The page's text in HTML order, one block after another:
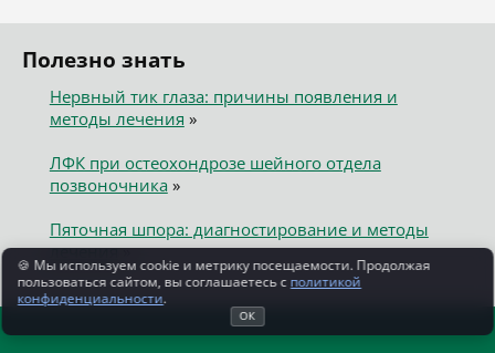
Полезно знать
Нервный тик глаза: причины появления и
методы лечения »
ЛФК при остеохондрозе шейного отдела
позвоночника»
Пяточная шпора: диагностирование и методы
лечения»
🍪 Мы используем cookie и метрику посещаемости. Продолжая
пользоваться сайтом, вы соглашаетесь с политикой
конфиденциальности.
ОК